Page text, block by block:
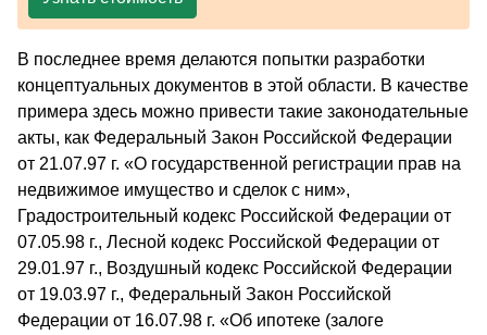
В последнее время делаются попытки разработки
концептуальных документов в этой области. В качестве
примера здесь можно привести такие законодательные
акты, как Федеральный Закон Российской Федерации
от 21.07.97 г. «О государственной регистрации прав на
недвижимое имущество и сделок с ним»,
Градостроительный кодекс Российской Федерации от
07.05.98 г., Лесной кодекс Российской Федерации от
29.01.97 г., Воздушный кодекс Российской Федерации
от 19.03.97 г., Федеральный Закон Российской
Федерации от 16.07.98 г. «Об ипотеке (залоге